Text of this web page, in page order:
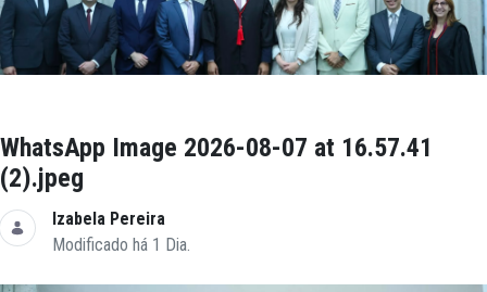
WhatsApp Image 2026-08-07 at 16.57.41
(2).jpeg
Izabela Pereira
Modificado há 1 Dia.